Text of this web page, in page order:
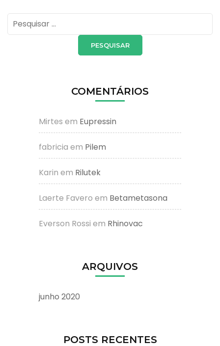
Pesquisar
por:
COMENTÁRIOS
Mirtes em Eupressin
fabricia em Pilem
Karin em Rilutek
Laerte Favero em Betametasona
Everson Rossi em Rhinovac
ARQUIVOS
junho 2020
POSTS RECENTES